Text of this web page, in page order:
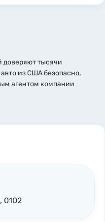
доверяют тысячи
из США безопасно,
агентом компании
0102